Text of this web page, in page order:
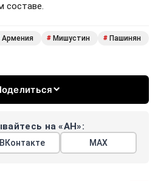
составе.
Армения # Мишустин # Пашинян
на «АН»:
ВКонтакте МАХ